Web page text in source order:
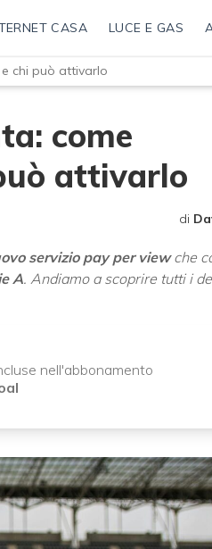
CASA LUCE E GAS
chi può attivarlo
come
attivarlo
di
servizio pay per viewche
A. Andiamo a scoprire tutti i
nell'abbonamento